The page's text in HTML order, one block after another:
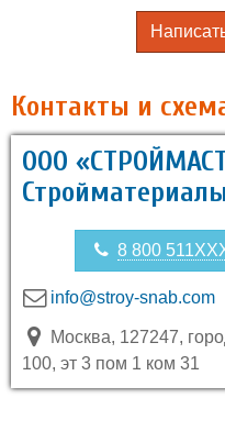
Контакты и
ООО
8 800
info@stroy-snab.com
Москва, 127247,
100, эт 3 пом 1 ком 31